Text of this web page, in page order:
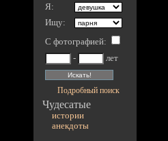
Я:
Ищу:
С фотографией:
-
лет
Подробный поиск
Чудесатые
истории
анекдоты